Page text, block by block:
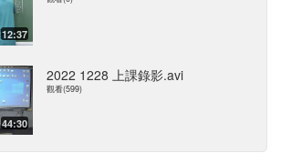
12:37
44:30
2022 1228 上課錄影.avi
觀看(599)